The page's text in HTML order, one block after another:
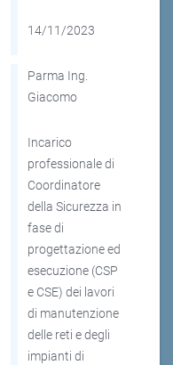
14/11/2023
Parma Ing.
Giacomo
Incarico
professionale di
Coordinatore
della Sicurezza in
fase di
progettazione ed
esecuzione (CSP
e CSE) dei lavori
di manutenzione
delle reti e degli
impianti di